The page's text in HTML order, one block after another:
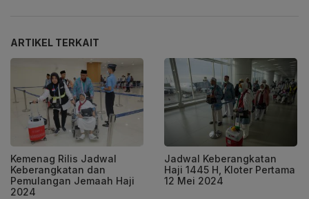
ARTIKEL TERKAIT
Kemenag Rilis Jadwal
Keberangkatan dan
Pemulangan Jemaah Haji
2024
Jadwal Keberangkatan
Haji 1445 H, Kloter Pertama
12 Mei 2024